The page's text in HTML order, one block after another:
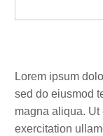
Lorem ipsum
sed do eiusmod
magna aliqua.
exercitation